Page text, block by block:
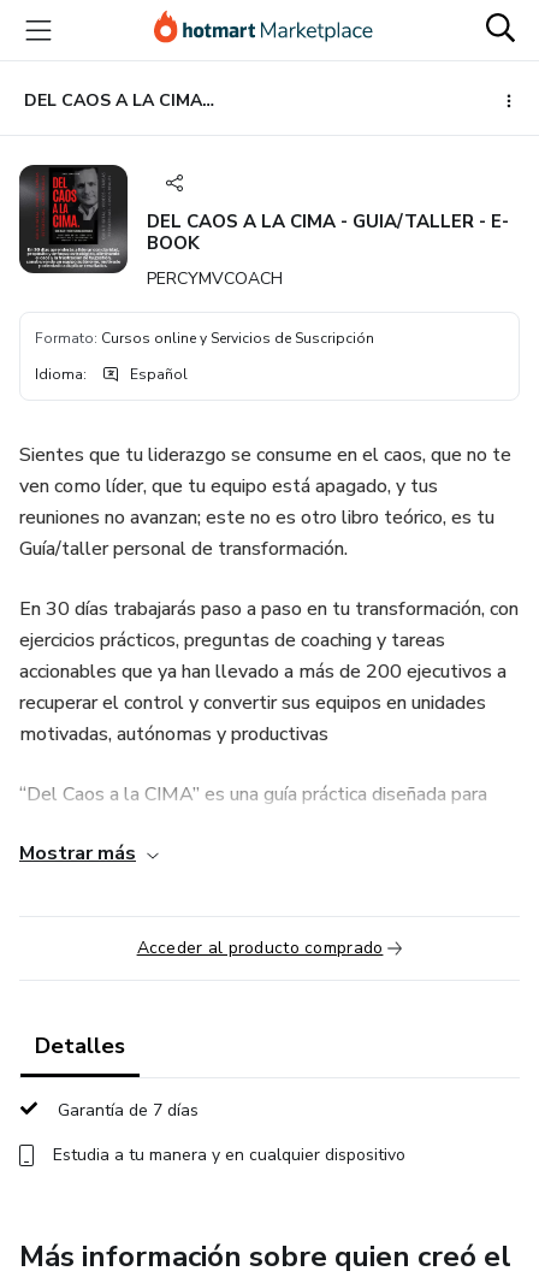
principal
página
de
página
DEL CAOS A LA CIMA - GUIA/TALLER - E-BOOK
DEL CAOS A LA CIMA - GUIA/TALLER - E-
BOOK
PERCYMVCOACH
Formato: Cursos online y Servicios de Suscripción
Idioma: Español
Sientes que tu liderazgo se consume en el caos, que no te
ven como líder, que tu equipo está apagado, y tus
reuniones no avanzan; este no es otro libro teórico, es tu
Guía/taller personal de transformación.
En 30 días trabajarás paso a paso en tu transformación, con
ejercicios prácticos, preguntas de coaching y tareas
accionables que ya han llevado a más de 200 ejecutivos a
recuperar el control y convertir sus equipos en unidades
motivadas, autónomas y productivas
“Del Caos a la CIMA” es una guía práctica diseñada para
Video tutorial.
primer día.
Preguntas de coaching poderosas que te confrontan y
Mostrar más
Acceder al producto comprado
Detalles
Garantía de 7 días
Estudia a tu manera y en cualquier dispositivo
Más información sobre quien creó el